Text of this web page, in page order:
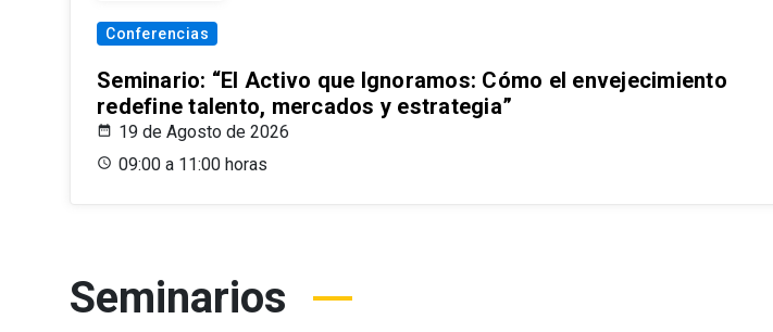
Conferencias
Seminario: “El Activo que Ignoramos: Cómo el envejecimiento
redefine talento, mercados y estrategia”
19 de Agosto de 2026
09:00 a 11:00 horas
Seminarios